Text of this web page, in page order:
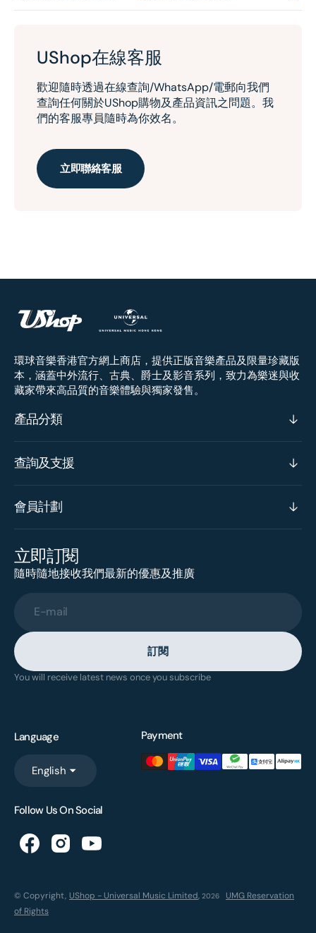
UShop在線客服
歡迎隨時透過在線查詢/WhatsApp/電郵向我們
查詢任何關於UShop購物及產品資訊之問題。我
們的客服專員隨時為你效名。
立即聯絡客服
環球音樂香港官方網上商店，提供正版音樂產品及限量珍藏版
本，涵蓋中外流行、古典、爵士及影音系列，致力為樂迷與收
藏家帶來高品質的音樂體驗與獨家發售。
產品分類
查詢及支援
會員計劃
立即訂閱
隨時隨地接收我們最新的優惠及推廣
E-mail
訂閱
You will receive latest news once you subscribe
Language
English
Payment
Follow Us On Social
© Copyright, UShop - Universal Music Limited, 2026
UMG Reservation
of Rights